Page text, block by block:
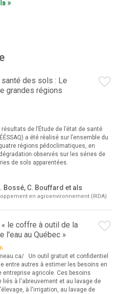
santé des sols : Le
grandes régions
de l’Étude de l’état de santé
a été réalisé sur l’ensemble du
régions pédoclimatiques, en
observés sur les séries de
de sols apparentées.
Bossé, C. Bouffard et als
en agroenvironnement (IRDA)
« le coffre à outil de la
l'eau au Québec »
Un outil gratuit et confidentiel
entre autres à estimer les besoins en
entreprise agricole. Ces besoins
liés à l'abreuvement et au lavage de
à l'irrigation, au lavage de